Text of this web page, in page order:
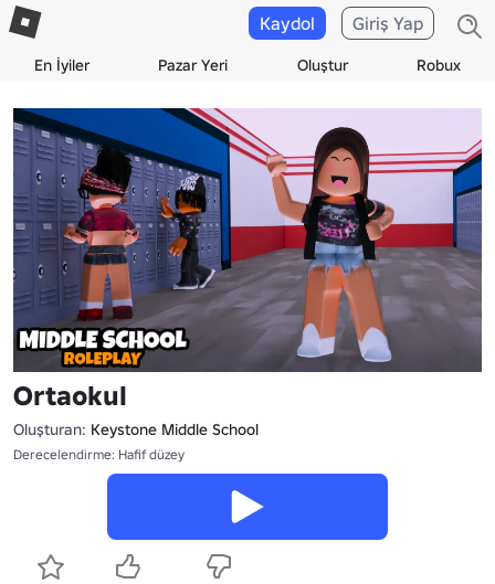
En İyiler Pazar Yeri Oluştur Robux
Kaydol Giriş Yap
Ortaokul
Oluşturan: Keystone Middle School
Derecelendirme: Hafif düzey